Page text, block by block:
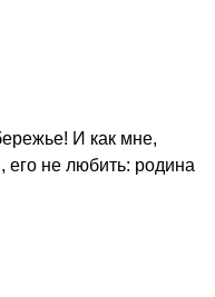
И как мне,
его не любить: родина